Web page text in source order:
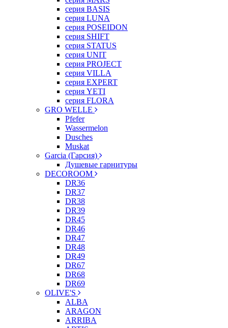
серия BASIS
серия LUNA
серия POSEIDON
серия SHIFT
серия STATUS
серия UNIT
серия PROJECT
серия VILLA
серия EXPERT
серия YETI
серия FLORA
GRO WELLE
Pfefer
Wassermelon
Dusсhes
Muskat
Garcia (Гарсия)
Душевые гарнитуры
DECOROOM
DR36
DR37
DR38
DR39
DR45
DR46
DR47
DR48
DR49
DR67
DR68
DR69
OLIVE'S
ALBA
ARAGON
ARRIBA